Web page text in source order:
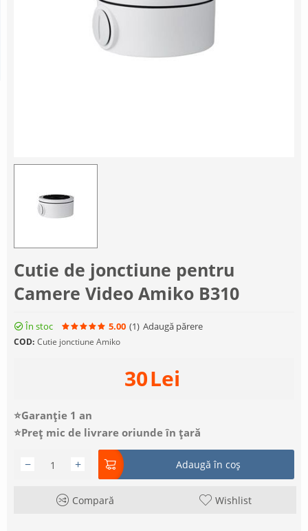
Cutie de jonctiune pentru
Camere Video Amiko B310
În stoc 5.00 (1) Adaugă părere
COD: Cutie jonctiune Amiko
30Lei
⭐Garanție 1 an
⭐Preț mic de livrare oriunde în țară
+
− Adaugă în coș
Compară Wishlist